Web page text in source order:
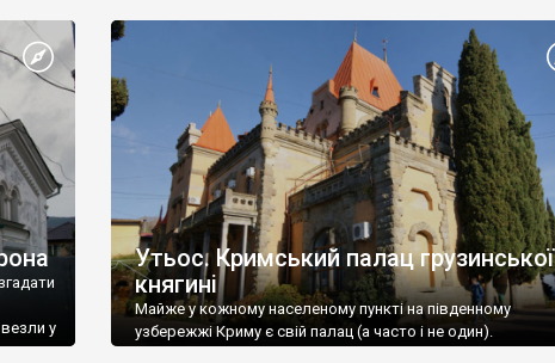
у
Утьос. Кримський палац грузинської
княгині
Майже у кожному населеному пункті на південному
узбережжі Криму є свій палац (а часто і не один).